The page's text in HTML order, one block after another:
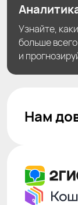
Узнайте,
больше
и
Нам